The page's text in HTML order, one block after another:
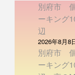
別府市
ーキング
辺
2026年8月8
別府市
ーキング